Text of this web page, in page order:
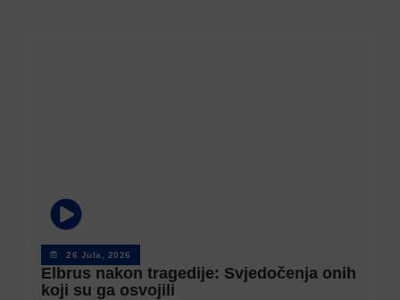
26 Jula, 2026
Elbrus nakon tragedije: Svjedočenja onih
koji su ga osvojili